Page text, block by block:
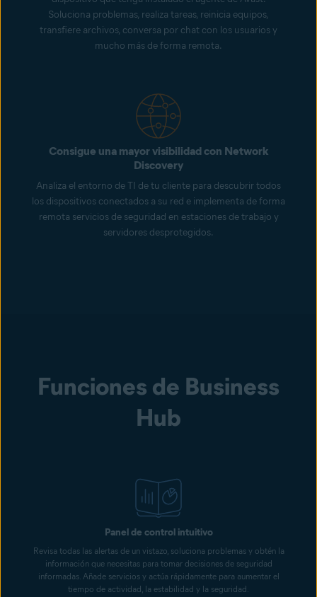
Soluciona problemas, realiza tareas, reinicia equipos,
transfiere archivos, conversa por chat con los usuarios y
mucho más de forma remota.
Consigue una mayor visibilidad con Network
Discovery
Analiza el entorno de TI de tu cliente para descubrir todos
los dispositivos conectados a su red e implementa de forma
remota servicios de seguridad en estaciones de trabajo y
servidores desprotegidos.
Funciones de Business
Hub
Panel de control intuitivo
Revisa todas las alertas de un vistazo, soluciona problemas y obtén la
información que necesitas para tomar decisiones de seguridad
informadas. Añade servicios y actúa rápidamente para aumentar el
tiempo de actividad, la estabilidad y la seguridad.